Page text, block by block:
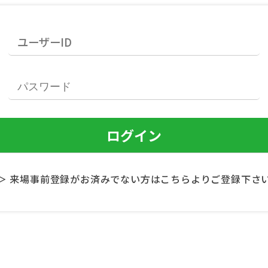
来場事前登録がお済みでない方はこちらよりご登録下さ